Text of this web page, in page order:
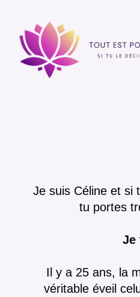
Je suis Céline et si
tu portes
Je
Il y a 25 ans, la
véritable éveil